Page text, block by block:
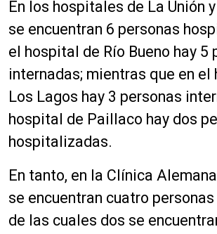
En los hospitales de La Unión
se encuentran 6 personas
el hospital de Río Bueno hay 5
internadas; mientras que en el
Los Lagos hay 3 personas
hospital de Paillaco hay dos
hospitalizadas.
En tanto, en la Clínica
se encuentran cuatro
de las cuales dos se